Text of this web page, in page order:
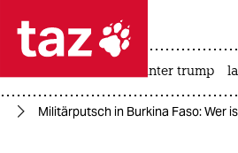
 taz zahl ich
taz zahl ich
usa unter trump
Militärputsch in Burkina Faso: Wer